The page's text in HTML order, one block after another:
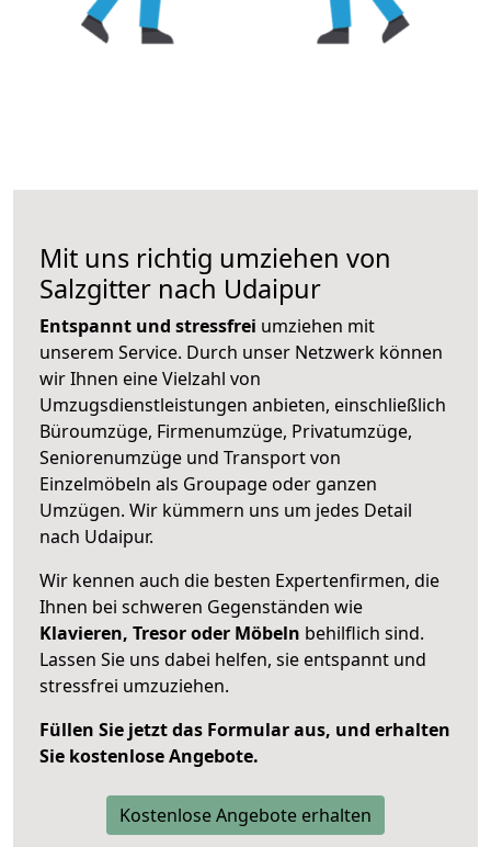
Mit uns richtig umziehen von
Salzgitter nach Udaipur
Entspannt und stressfrei umziehen mit
unserem Service. Durch unser Netzwerk können
wir Ihnen eine Vielzahl von
Umzugsdienstleistungen anbieten, einschließlich
Büroumzüge, Firmenumzüge, Privatumzüge,
Seniorenumzüge und Transport von
Einzelmöbeln als Groupage oder ganzen
Umzügen. Wir kümmern uns um jedes Detail
nach Udaipur.
Wir kennen auch die besten Expertenfirmen, die
Ihnen bei schweren Gegenständen wie
Klavieren, Tresor oder Möbeln behilflich sind.
Lassen Sie uns dabei helfen, sie entspannt und
stressfrei umzuziehen.
Füllen Sie jetzt das Formular aus, und erhalten
Sie kostenlose Angebote.
Kostenlose Angebote erhalten